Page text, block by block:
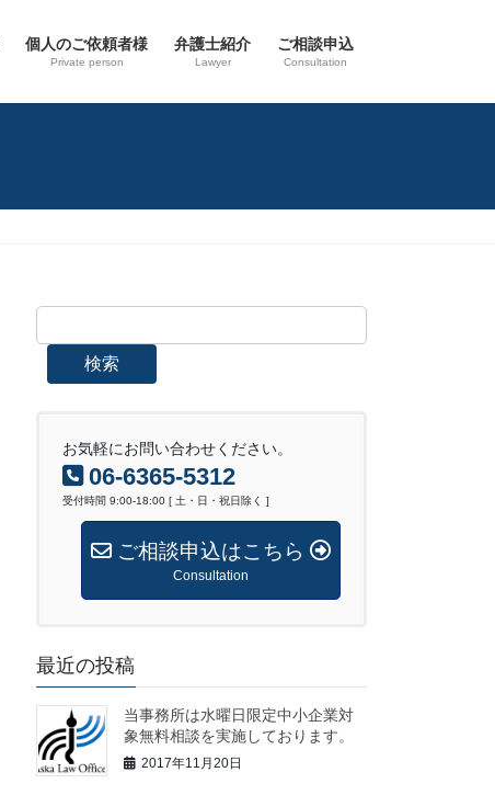
個人のご依頼者様
Private person
弁護士紹介
Lawyer
ご相談申込
Consultation
検索
お気軽にお問い合わせください。
06-6365-5312
受付時間 9:00-18:00 [ 土・日・祝日除く ]
ご相談申込はこちら
Consultation
最近の投稿
当事務所は水曜日限定中小企業対
象無料相談を実施しております。
2017年11月20日